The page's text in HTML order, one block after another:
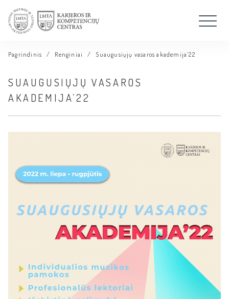
Pagrindinis / Renginiai / Suaugusiųjų vasaros akademija’22
SUAUGUSIŲJŲ VASAROS
AKADEMIJA’22